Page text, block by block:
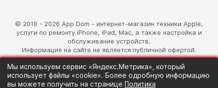
© 2018 - 2026 App Dom - интернет-магазин техники Apple,
услуги по ремонту iPhone, iPad, Mac, а также настройка и
обслуживание устройств.
Информация на сайте не является публичной офертой.
разработка магазина
Синий Лев
Мы используем сервис «Яндекс.Метрика», который
использует файлы «cookie». Более одробную информацию
вы можете получить на странице Политика